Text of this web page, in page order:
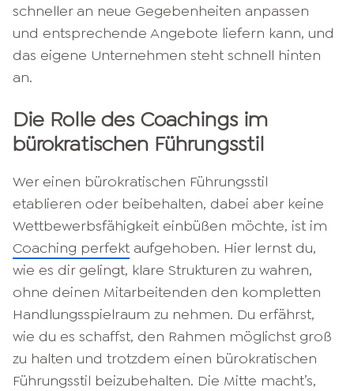
schneller an neue Gegebenheiten anpassen
und entsprechende Angebote liefern kann, und
das eigene Unternehmen steht schnell hinten
an.
Die Rolle des Coachings im
bürokratischen Führungsstil
Wer einen bürokratischen Führungsstil
etablieren oder beibehalten, dabei aber keine
Wettbewerbsfähigkeit einbüßen möchte, ist im
Coaching perfekt aufgehoben. Hier lernst du,
wie es dir gelingt, klare Strukturen zu wahren,
ohne deinen Mitarbeitenden den kompletten
Handlungsspielraum zu nehmen. Du erfährst,
wie du es schaffst, den Rahmen möglichst groß
zu halten und trotzdem einen bürokratischen
Führungsstil beizubehalten. Die Mitte macht’s,